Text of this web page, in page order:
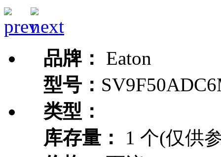
品牌：
Eaton
型号：
类型：
库存量：
1 个(仅供